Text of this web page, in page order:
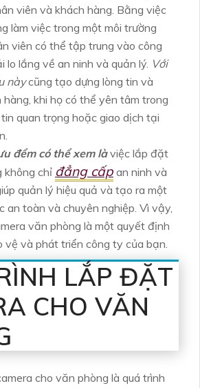
viên và khách hàng. Bằng việc
làm việc trong một môi trường
viên có thể tập trung vào công
lo lắng về an ninh và quản lý. Với
nàycũng tạo dựng lòng tin và
hàng, khi họ có thể yên tâm trong
quan trọng hoặc giao dịch tại
đểm có thể xem làviệc lắp đặt
không chỉ đẳng cấp an ninh và
quản lý hiệu quả và tạo ra một
an toàn và chuyên nghiệp. Vì vậy,
văn phòng là một quyết định
vệ và phát triển công ty của bạn.
LẮP ĐẶT
CHO VĂN
cho văn phòng là quá trình